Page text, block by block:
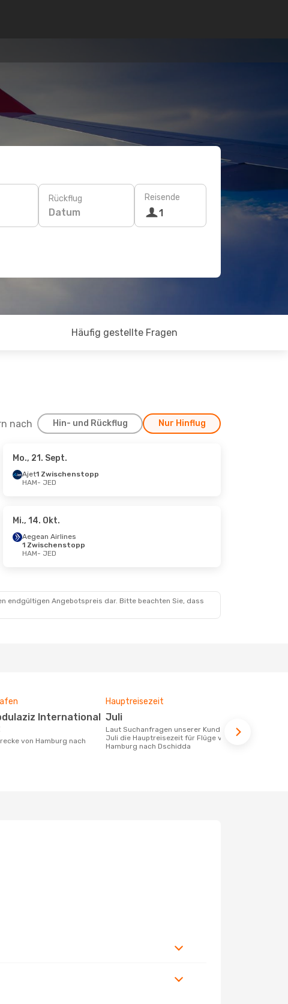
Rückflug
Datum
Reisende
1
Häufig gestellte Fragen
nach Hin- und Rückflug Nur Hinflug
- Mo., 7. Sept.
Mo., 21. Sept.
Ajet1 Zwischenstopp
HAM- JED
Mi., 14. Okt.
Aegean Airlines
1 Zwischenstopp
HAM- JED
endgültigen Angebotspreis dar. Bitte beachten Sie, dass
Hauptreisezeit
Juli
Laut Suchanfragen unserer Kunden ist
Juli die Hauptreisezeit für Flüge von
Hamburg nach Dschidda